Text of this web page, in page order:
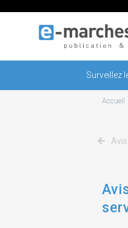
Surveillez
Accueil